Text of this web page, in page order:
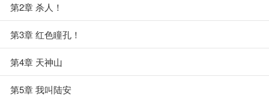
第2章 杀人！
第3章 红色瞳孔！
第4章 天神山
第5章 我叫陆安